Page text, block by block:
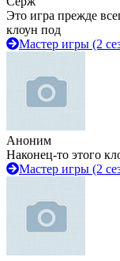
Это игра прежде
клоун под
Мастер игры (2
Аноним
Наконец-то этого
Мастер игры (2